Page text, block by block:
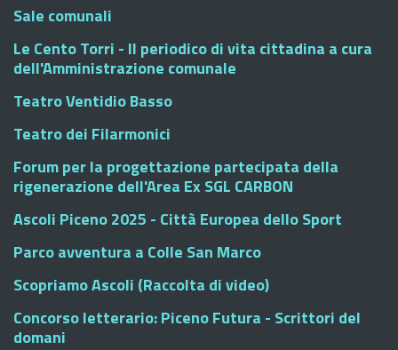
Sale comunali
Le Cento Torri - Il periodico di vita cittadina a cura
dell'Amministrazione comunale
Teatro Ventidio Basso
Teatro dei Filarmonici
Forum per la progettazione partecipata della
rigenerazione dell'Area Ex SGL CARBON
Ascoli Piceno 2025 - Città Europea dello Sport
Parco avventura a Colle San Marco
Scopriamo Ascoli (Raccolta di video)
Concorso letterario: Piceno Futura - Scrittori del
domani